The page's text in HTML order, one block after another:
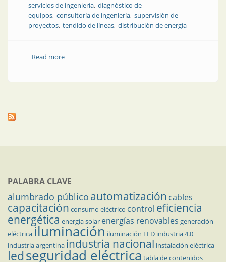
servicios de ingeniería diagnóstico de
equipos consultoría de ingeniería supervisión de
proyectos tendido de líneas distribución de energía
Read moreabout Innovación tecnológica para el progreso
PALABRA CLAVE
alumbrado público automatización cables
capacitación consumo eléctrico control eficiencia
energética energía solar energías renovables generación
eléctricailuminación iluminación LED industria 4.0
industria argentina industria nacional instalación eléctrica
ledseguridad eléctrica tabla de contenidos